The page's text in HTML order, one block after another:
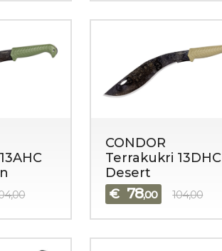
CONDOR
Terrakukri 13DHC
Desert
€ 78,00 104,00